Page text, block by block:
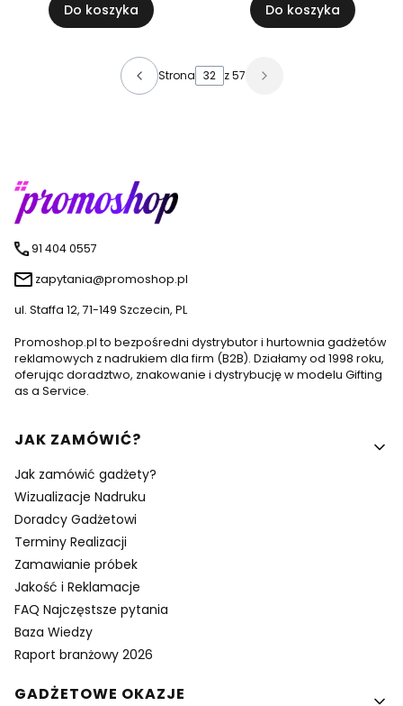
Do koszyka Do koszyka
Strona z 57
91 404 0557
zapytania@promoshop.pl
ul. Staffa 12, 71-149 Szczecin, PL
Promoshop.pl to bezpośredni dystrybutor i hurtownia gadżetów
reklamowych z nadrukiem dla firm (B2B). Działamy od 1998 roku,
oferując doradztwo, znakowanie i dystrybucję w modelu Gifting
as a Service.
Linki w stopce
JAK ZAMÓWIĆ?
Jak zamówić gadżety?
Wizualizacje Nadruku
Doradcy Gadżetowi
Terminy Realizacji
Zamawianie próbek
Jakość i Reklamacje
FAQ Najczęstsze pytania
Baza Wiedzy
Raport branżowy 2026
GADŻETOWE OKAZJE